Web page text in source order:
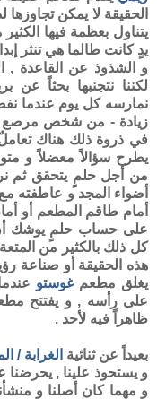
الحقيقة لا يمكن
يتناول بعظمة فيها
يدٍ كانت طالما هي تنثر
و الشذوذ عن القاعدة ,
لكننا نتجنبها بحثاً
نمارسه كل يوم عندما
زيادة - من شخص مرصع
في ذروة ذلك هناك
يطرح سؤالاً معضلاً و
من أجل حلمٍ يتحقق ثم
أضواء المجد و عاطفته
أمام طاقم المطعم أو
على حساب حلمٍ يوشك
كل ذلك بالكثير من
هذه الحقيقة أو صناعة
يغلق مطعمغوستو
على رأسه , و يفتتح
ظاهراً فيه لأحد .
بعيداً عن ثنائية الغرابة /
و يستحوذ علينا , يحرضنا
و مهما كان أصلنا و